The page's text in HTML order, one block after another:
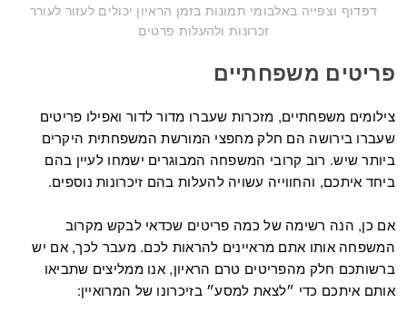
דפדוף וצפייה באלבומי תמונות בזמן הראיון יכולים לעזור לעורר
זכרונות ולהעלות פרטים
פריטים משפחתיים
צילומים משפחתיים, מזכרות שעברו מדור לדור ואפילו פריטים
שעברו בירושה הם חלק מחפצי המורשת המשפחתית היקרים
ביותר שיש. רוב קרובי המשפחה המבוגרים ישמחו לעיין בהם
ביחד איתכם, והחווייה עשויה להעלות בהם זיכרונות נוספים.
אם כן, הנה רשימה של כמה פריטים שכדאי לבקש מקרוב
המשפחה אותו אתם מראיינים להראות לכם. מעבר לכך, אם יש
ברשותכם חלק מהפריטים טרם הראיון, אנו ממליצים שתביאו
אותם איתכם כדי ״לצאת למסע״ בזיכרונו של המרואיין: